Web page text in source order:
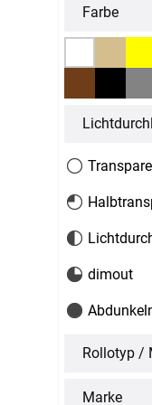
Zubehör
Massanfertigung
Fertiggrössen
Raffrollo
Massanfertigung
Fertiggrössen
Zubehör
Alle
Massanfertigung
Fertiggrössen
Zubehör
Farbe
dimout
Rollotyp /
Marke